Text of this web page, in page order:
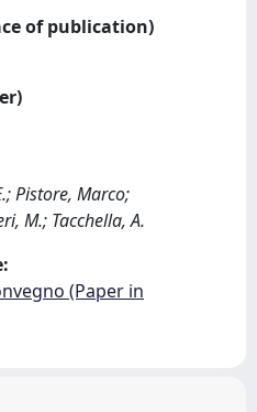
of publication)
Pistore, Marco;
M.; Tacchella, A.
(Paper in